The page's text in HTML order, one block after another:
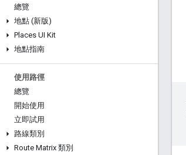
總覽
地點 (新版)
Places UI Kit
地點指南
使用路徑
總覽
開始使用
立即試用
路線類別
Route Matrix 類別